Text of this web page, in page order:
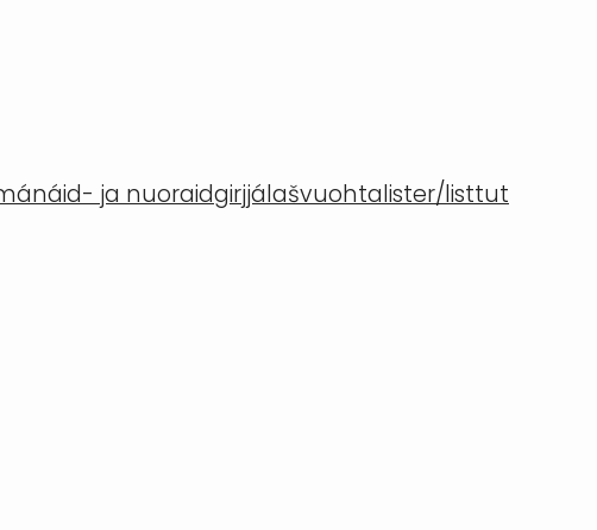
ja nuoraidgirjjálašvuohtalister/listtut